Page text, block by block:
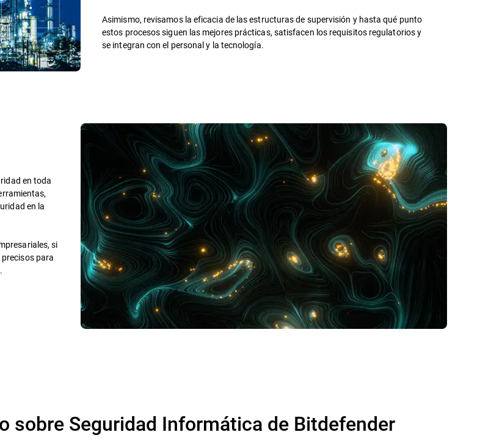
Asimismo, revisamos la eficacia de las estructuras de supervisión y hasta qué punto
estos procesos siguen las mejores prácticas, satisfacen los requisitos regulatorios y
se integran con el personal y la tecnología.
en toda
en la
si
para
sobre Seguridad Informática de Bitdefender